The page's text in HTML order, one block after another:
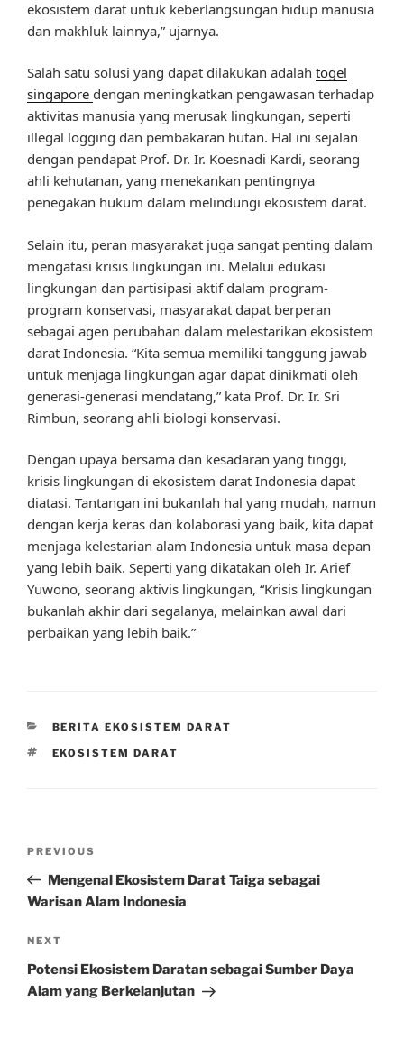
ekosistem darat untuk keberlangsungan hidup manusia
dan makhluk lainnya,” ujarnya.
Salah satu solusi yang dapat dilakukan adalah togel
singapore dengan meningkatkan pengawasan terhadap
aktivitas manusia yang merusak lingkungan, seperti
illegal logging dan pembakaran hutan. Hal ini sejalan
dengan pendapat Prof. Dr. Ir. Koesnadi Kardi, seorang
ahli kehutanan, yang menekankan pentingnya
penegakan hukum dalam melindungi ekosistem darat.
Selain itu, peran masyarakat juga sangat penting dalam
mengatasi krisis lingkungan ini. Melalui edukasi
lingkungan dan partisipasi aktif dalam program-
program konservasi, masyarakat dapat berperan
sebagai agen perubahan dalam melestarikan ekosistem
darat Indonesia. “Kita semua memiliki tanggung jawab
untuk menjaga lingkungan agar dapat dinikmati oleh
generasi-generasi mendatang,” kata Prof. Dr. Ir. Sri
Rimbun, seorang ahli biologi konservasi.
Dengan upaya bersama dan kesadaran yang tinggi,
krisis lingkungan di ekosistem darat Indonesia dapat
diatasi. Tantangan ini bukanlah hal yang mudah, namun
dengan kerja keras dan kolaborasi yang baik, kita dapat
menjaga kelestarian alam Indonesia untuk masa depan
yang lebih baik. Seperti yang dikatakan oleh Ir. Arief
Yuwono, seorang aktivis lingkungan, “Krisis lingkungan
bukanlah akhir dari segalanya, melainkan awal dari
perbaikan yang lebih baik.”
CATEGORIES
BERITA EKOSISTEM DARAT
TAGS
EKOSISTEM DARAT
Previous
Post
PREVIOUS
Mengenal Ekosistem Darat Taiga sebagai
Warisan Alam Indonesia
Next
Post
NEXT
Potensi Ekosistem Daratan sebagai Sumber Daya
Alam yang Berkelanjutan